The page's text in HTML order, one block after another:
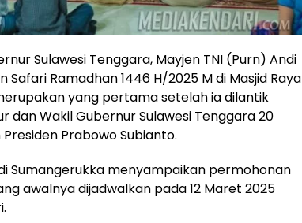
Sulawesi Tenggara, Mayjen TNI (Purn) Andi
Ramadhan 1446 H/2025 M di Masjid Raya
yang pertama setelah ia dilantik
dan Wakil Gubernur Sulawesi Tenggara 20
Prabowo Subianto.
Sumangerukka menyampaikan permohonan
awalnya dijadwalkan pada 12 Maret 2025